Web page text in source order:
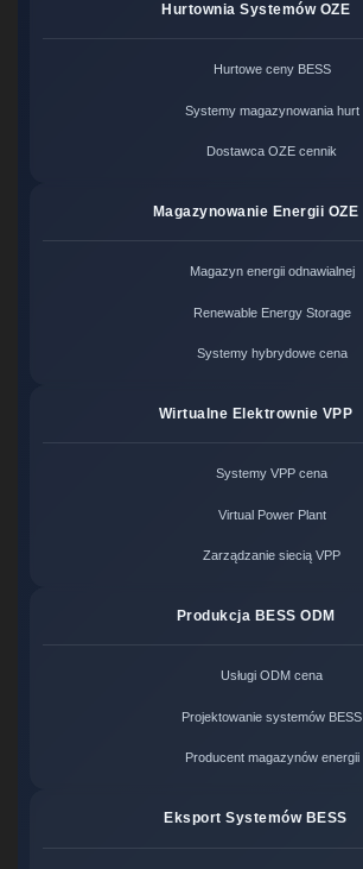
Hurtownia Systemów OZE
Hurtowe ceny BESS
Systemy magazynowania hurt
Dostawca OZE cennik
Magazynowanie Energii OZE
Magazyn energii odnawialnej
Renewable Energy Storage
Systemy hybrydowe cena
Wirtualne Elektrownie VPP
Systemy VPP cena
Virtual Power Plant
Zarządzanie siecią VPP
Produkcja BESS ODM
Usługi ODM cena
Projektowanie systemów BESS
Producent magazynów energii
Eksport Systemów BESS